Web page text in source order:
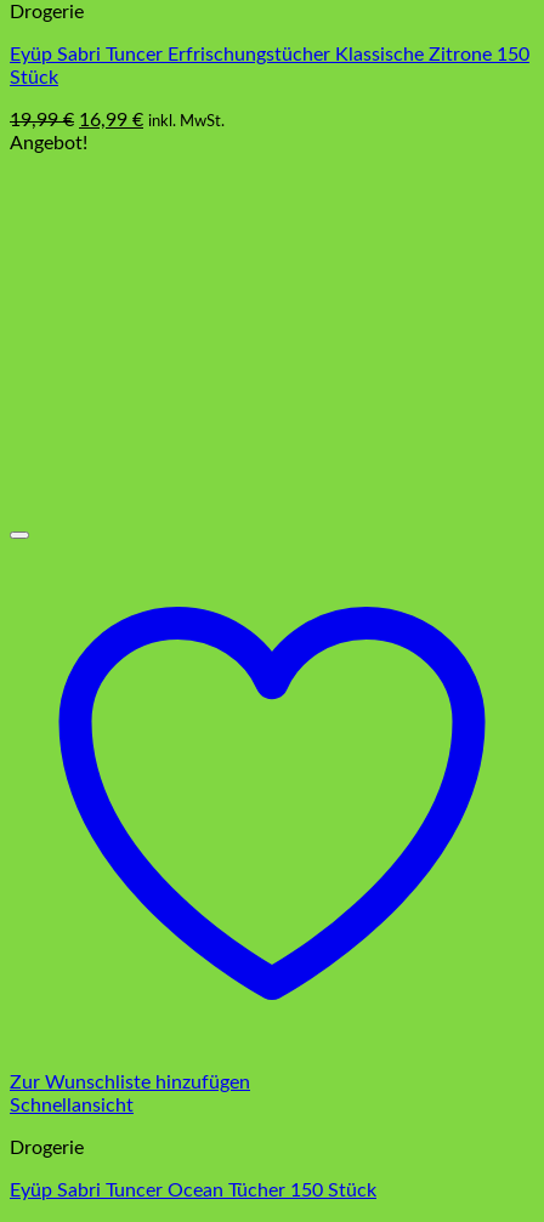
Drogerie
Eyüp Sabri Tuncer Erfrischungstücher Klassische Zitrone 150
Stück
19,99€ Ursprünglicher
Preis
16,99 €Aktueller
inkl. MwSt.
Angebot!
Zur Wunschliste hinzufügen
Schnellansicht
Drogerie
Eyüp Sabri Tuncer Ocean Tücher 150 Stück